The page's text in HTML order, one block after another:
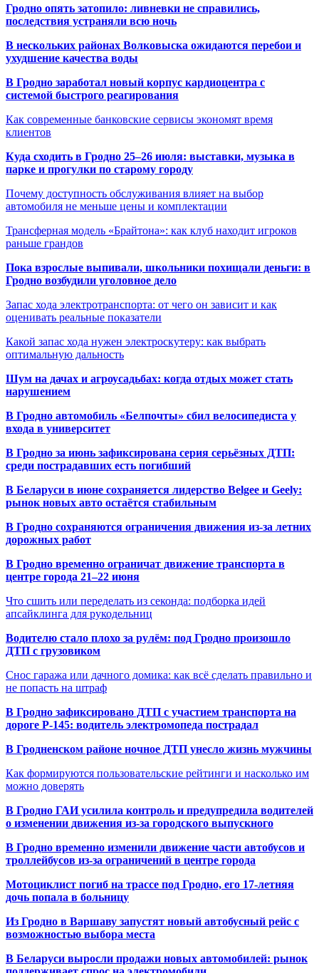
Гродно опять затопило: ливневки не справились,
последствия устраняли всю ночь
В нескольких районах Волковыска ожидаются перебои и
ухудшение качества воды
В Гродно заработал новый корпус кардиоцентра с
системой быстрого реагирования
Как современные банковские сервисы экономят время
клиентов
Куда сходить в Гродно 25–26 июля: выставки, музыка в
парке и прогулки по старому городу
Почему доступность обслуживания влияет на выбор
автомобиля не меньше цены и комплектации
Трансферная модель «Брайтона»: как клуб находит игроков
раньше грандов
Пока взрослые выпивали, школьники похищали деньги: в
Гродно возбудили уголовное дело
Запас хода электротранспорта: от чего он зависит и как
оценивать реальные показатели
Какой запас хода нужен электроскутеру: как выбрать
оптимальную дальность
Шум на дачах и агроусадьбах: когда отдых может стать
нарушением
В Гродно автомобиль «Белпочты» сбил велосипедиста у
входа в университет
В Гродно за июнь зафиксирована серия серьёзных ДТП:
среди пострадавших есть погибший
В Беларуси в июне сохраняется лидерство Belgee и Geely:
рынок новых авто остаётся стабильным
В Гродно сохраняются ограничения движения из-за летних
дорожных работ
В Гродно временно ограничат движение транспорта в
центре города 21–22 июня
Что сшить или переделать из секонда: подборка идей
апсайклинга для рукодельниц
Водителю стало плохо за рулём: под Гродно произошло
ДТП с грузовиком
Снос гаража или дачного домика: как всё сделать правильно и
не попасть на штраф
В Гродно зафиксировано ДТП с участием транспорта на
дороге Р-145: водитель электромопеда пострадал
В Гродненском районе ночное ДТП унесло жизнь мужчины
Как формируются пользовательские рейтинги и насколько им
можно доверять
В Гродно ГАИ усилила контроль и предупредила водителей
о изменении движения из-за городского выпускного
В Гродно временно изменили движение части автобусов и
троллейбусов из-за ограничений в центре города
Мотоциклист погиб на трассе под Гродно, его 17-летняя
дочь попала в больницу
Из Гродно в Варшаву запустят новый автобусный рейс с
возможностью выбора места
В Беларуси выросли продажи новых автомобилей: рынок